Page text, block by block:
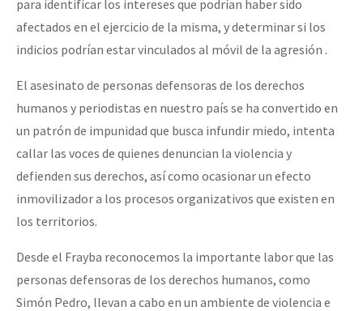
para identificar los intereses que podrían haber sido
afectados en el ejercicio de la misma, y determinar si los
indicios podrían estar vinculados al móvil de la agresión .
El asesinato de personas defensoras de los derechos
humanos y periodistas en nuestro país se ha convertido en
un patrón de impunidad que busca infundir miedo, intenta
callar las voces de quienes denuncian la violencia y
defienden sus derechos, así como ocasionar un efecto
inmovilizador a los procesos organizativos que existen en
los territorios.
Desde el Frayba reconocemos la importante labor que las
personas defensoras de los derechos humanos, como
Simón Pedro, llevan a cabo en un ambiente de violencia e